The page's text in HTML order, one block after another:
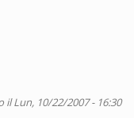
il Lun, 10/22/2007 - 16:30